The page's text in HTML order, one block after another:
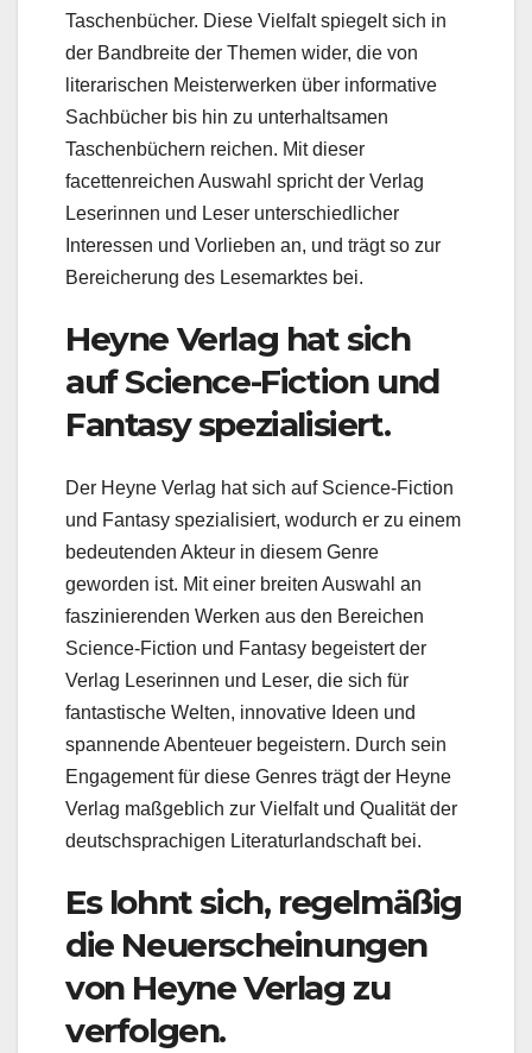
Taschenbücher. Diese Vielfalt spiegelt sich in
der Bandbreite der Themen wider, die von
literarischen Meisterwerken über informative
Sachbücher bis hin zu unterhaltsamen
Taschenbüchern reichen. Mit dieser
facettenreichen Auswahl spricht der Verlag
Leserinnen und Leser unterschiedlicher
Interessen und Vorlieben an, und trägt so zur
Bereicherung des Lesemarktes bei.
Heyne Verlag hat sich
auf Science-Fiction und
Fantasy spezialisiert.
Der Heyne Verlag hat sich auf Science-Fiction
und Fantasy spezialisiert, wodurch er zu einem
bedeutenden Akteur in diesem Genre
geworden ist. Mit einer breiten Auswahl an
faszinierenden Werken aus den Bereichen
Science-Fiction und Fantasy begeistert der
Verlag Leserinnen und Leser, die sich für
fantastische Welten, innovative Ideen und
spannende Abenteuer begeistern. Durch sein
Engagement für diese Genres trägt der Heyne
Verlag maßgeblich zur Vielfalt und Qualität der
deutschsprachigen Literaturlandschaft bei.
Es lohnt sich, regelmäßig
die Neuerscheinungen
von Heyne Verlag zu
verfolgen.